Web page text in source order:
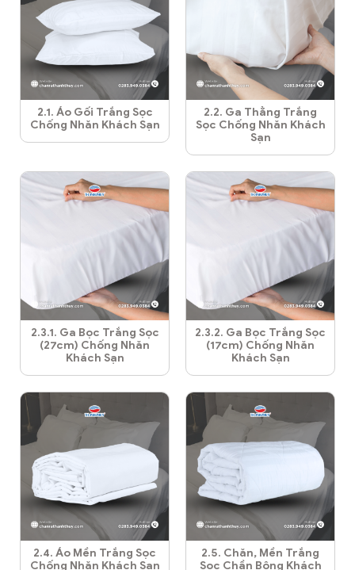
2.1. Áo Gối Trắng Sọc
Chống Nhăn Khách Sạn
2.2. Ga Thẳng Trắng
Sọc Chống Nhăn Khách
Sạn
2.3.1. Ga Bọc Trắng Sọc
(27cm) Chống Nhăn
Khách Sạn
2.3.2. Ga Bọc Trắng Sọc
(17cm) Chống Nhăn
Khách Sạn
2.4. Áo Mền Trắng Sọc
Chống Nhăn Khách Sạn
2.5. Chăn, Mền Trắng
Sọc Chần Bông Khách